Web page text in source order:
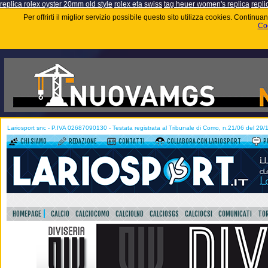
replica rolex oyster 20mm old style rolex eta swiss tag heuer women's replica
Per offrirti il miglior servizio possibile questo sito utilizza cookies.
Lariosport snc - P.IVA 02687090130 - Testata registrata al Tribunale di Como, n.21/06 del 29/
CHI SIAMO REDAZIONE CONTATTI COLLABORA CON LARIOSPORT
HOMEPAGE CALCIO CALCIOCOMO CALCIOLND CALCIOSGS CALCIOCSI COMUNICATI